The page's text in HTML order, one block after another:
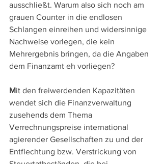
ausschließt. Warum also sich noch am
grauen Counter in die endlosen
Schlangen einreihen und widersinnige
Nachweise vorlegen, die kein
Mehrergebnis bringen, da die Angaben
dem Finanzamt eh vorliegen?
Mit den freiwerdenden Kapazitäten
wendet sich die Finanzverwaltung
zusehends dem Thema
Verrechnungspreise international
agierender Gesellschaften zu und der
Entflechtung bzw. Verstrickung von